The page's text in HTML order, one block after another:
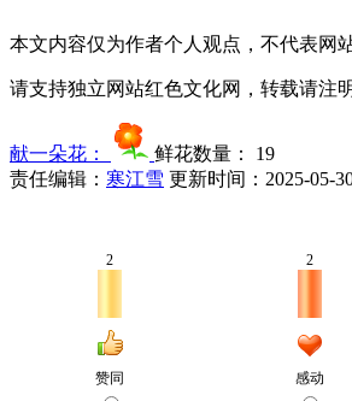
本文内容仅为作者个人观点，不代表网
请支持独立网站红色文化网，转载请注
献一朵花： 鲜花数量： 19
责任编辑： 寒江雪 更新时间：2025-05-